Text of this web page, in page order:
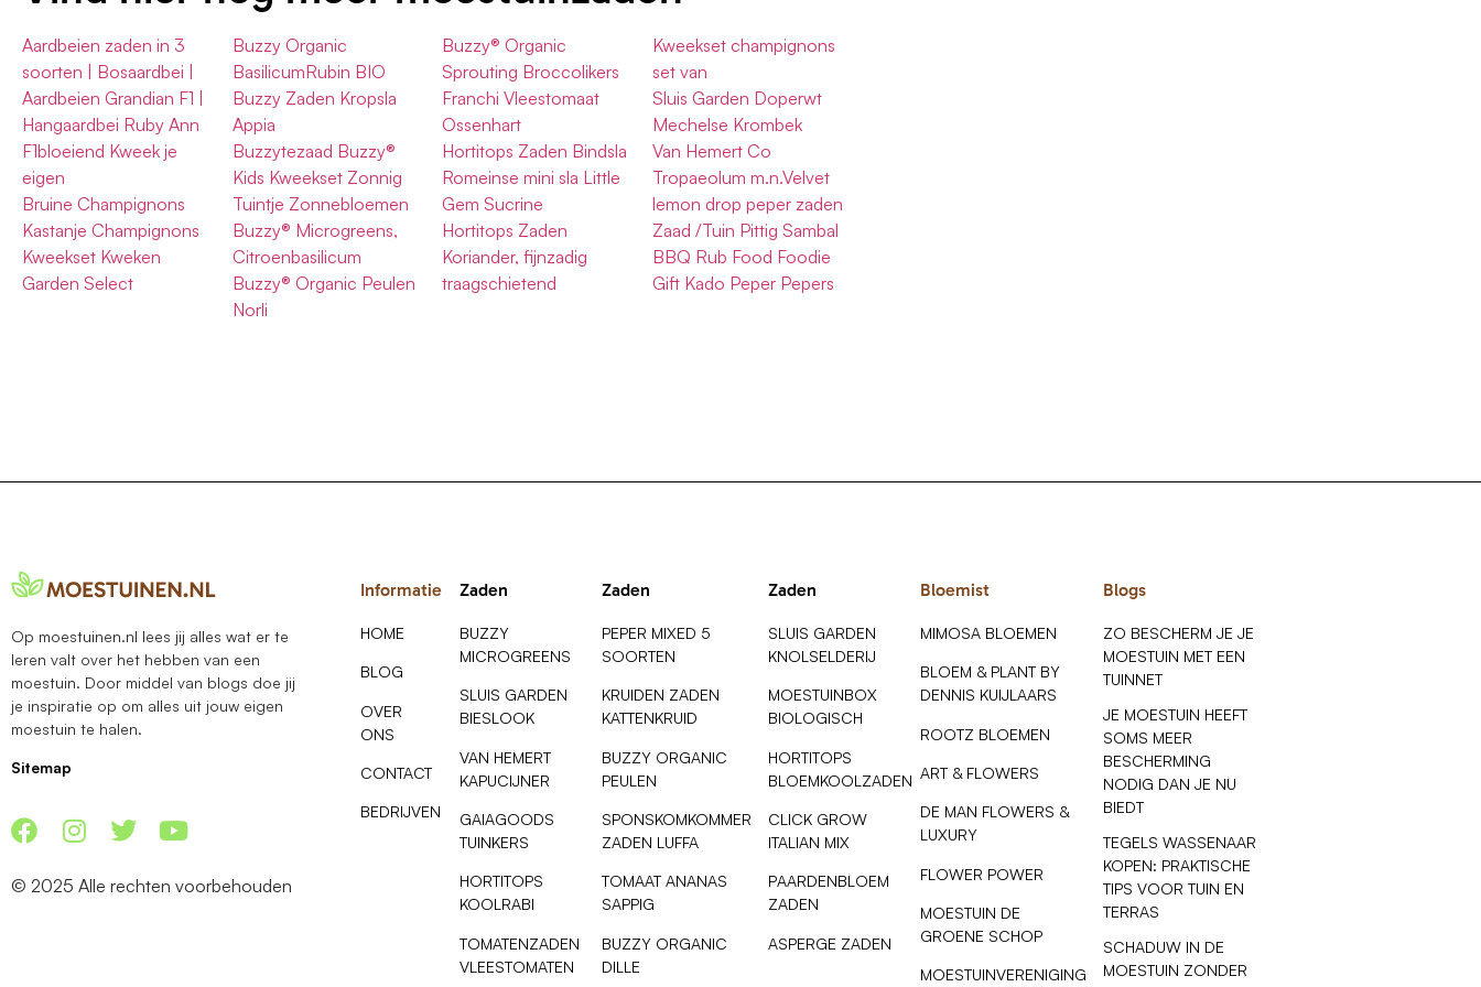
Aardbeien zaden in 3
soorten | Bosaardbei |
Aardbeien Grandian F1 |
Hangaardbei Ruby Ann
F1bloeiend Kweek je
eigen
Bruine Champignons
Kastanje Champignons
Kweekset Kweken
Garden Select
Buzzy Organic
BasilicumRubin BIO
Buzzy Zaden Kropsla
Appia
Buzzytezaad Buzzy®
Kids Kweekset Zonnig
Tuintje Zonnebloemen
Buzzy® Microgreens,
Citroenbasilicum
Buzzy® Organic Peulen
Norli
Buzzy® Organic
Sprouting Broccolikers
Franchi Vleestomaat
Ossenhart
Hortitops Zaden Bindsla
Romeinse mini sla Little
Gem Sucrine
Hortitops Zaden
Koriander, fijnzadig
traagschietend
Kweekset champignons
set van
Sluis Garden Doperwt
Mechelse Krombek
Van Hemert Co
Tropaeolum m.n.Velvet
lemon drop peper zaden
Zaad /Tuin Pittig Sambal
BBQ Rub Food Foodie
Gift Kado Peper Pepers
Op moestuinen.nl lees jij alles wat er te
leren valt over het hebben van een
moestuin. Door middel van blogs doe jij
je inspiratie op om alles uit jouw eigen
moestuin te halen.
Sitemap
© 2025 Alle rechten voorbehouden
Informatie
HOME
BLOG
OVER
ONS
CONTACT
BEDRIJVEN
Zaden
BUZZY
MICROGREENS
SLUIS GARDEN
BIESLOOK
VAN HEMERT
KAPUCIJNER
GAIAGOODS
TUINKERS
HORTITOPS
KOOLRABI
TOMATENZADEN
VLEESTOMATEN
Zaden
PEPER MIXED 5
SOORTEN
KRUIDEN ZADEN
KATTENKRUID
BUZZY ORGANIC
PEULEN
SPONSKOMKOMMER
ZADEN LUFFA
TOMAAT ANANAS
SAPPIG
BUZZY ORGANIC
DILLE
Zaden
SLUIS GARDEN
KNOLSELDERIJ
MOESTUINBOX
BIOLOGISCH
HORTITOPS
BLOEMKOOLZADEN
CLICK GROW
ITALIAN MIX
PAARDENBLOEM
ZADEN
ASPERGE ZADEN
Bloemist
MIMOSA BLOEMEN
BLOEM & PLANT BY
DENNIS KUIJLAARS
ROOTZ BLOEMEN
ART & FLOWERS
DE MAN FLOWERS &
LUXURY
FLOWER POWER
MOESTUIN DE
GROENE SCHOP
MOESTUINVERENIGING
Blogs
ZO BESCHERM JE JE
MOESTUIN MET EEN
TUINNET
JE MOESTUIN HEEFT
SOMS MEER
BESCHERMING
NODIG DAN JE NU
BIEDT
TEGELS WASSENAAR
KOPEN: PRAKTISCHE
TIPS VOOR TUIN EN
TERRAS
SCHADUW IN DE
MOESTUIN ZONDER